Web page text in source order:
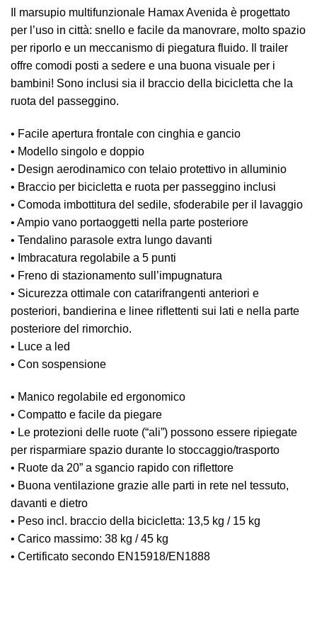
Il marsupio multifunzionale Hamax Avenida è progettato
per l’uso in città: snello e facile da manovrare, molto spazio
per riporlo e un meccanismo di piegatura fluido. Il trailer
offre comodi posti a sedere e una buona visuale per i
bambini! Sono inclusi sia il braccio della bicicletta che la
ruota del passeggino.
• Facile apertura frontale con cinghia e gancio
• Modello singolo e doppio
• Design aerodinamico con telaio protettivo in alluminio
• Braccio per bicicletta e ruota per passeggino inclusi
• Comoda imbottitura del sedile, sfoderabile per il lavaggio
• Ampio vano portaoggetti nella parte posteriore
• Tendalino parasole extra lungo davanti
• Imbracatura regolabile a 5 punti
• Freno di stazionamento sull’impugnatura
• Sicurezza ottimale con catarifrangenti anteriori e
posteriori, bandierina e linee riﬂettenti sui lati e nella parte
posteriore del rimorchio.
• Luce a led
• Con sospensione
• Manico regolabile ed ergonomico
• Compatto e facile da piegare
• Le protezioni delle ruote (“ali”) possono essere ripiegate
per risparmiare spazio durante lo stoccaggio/trasporto
• Ruote da 20” a sgancio rapido con riﬂettore
• Buona ventilazione grazie alle parti in rete nel tessuto,
davanti e dietro
• Peso incl. braccio della bicicletta: 13,5 kg / 15 kg
• Carico massimo: 38 kg / 45 kg
• Certificato secondo EN15918/EN1888